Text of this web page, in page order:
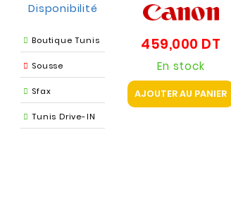
Disponibilité
Boutique Tunis
Sousse
Sfax
Tunis Drive-IN
459,000 DT
En stock
AJOUTER AU PANIER